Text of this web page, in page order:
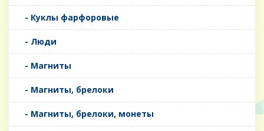
- Куклы фарфоровые
- Люди
- Магниты
- Магниты, брелоки
- Магниты, брелоки, монеты